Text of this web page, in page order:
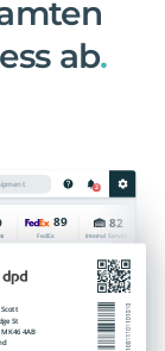
ab.